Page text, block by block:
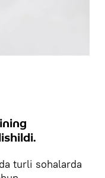
turli sohalarda